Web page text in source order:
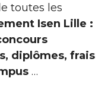
toutes les
Isen Lille :
diplômes, frais
…